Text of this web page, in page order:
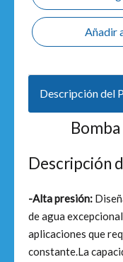
Añadir
Descripción del
Descripción
-Alta presión:
de agua
aplicaciones que
constante.La